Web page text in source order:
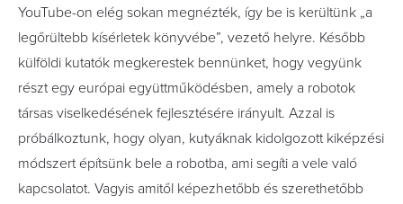
YouTube-on elég sokan megnézték, így be is kerültünk „a
legőrültebb kísérletek könyvébe”, vezető helyre. Később
külföldi kutatók megkeres­tek bennünket, hogy vegyünk
részt egy európai együtt­működésben, amely a robotok
társas viselkedésének fejlesztésére irányult. Azzal is
próbálkoztunk, hogy olyan, kutyáknak kidolgozott kiképzési
módszert építsünk bele a robotba, ami segíti a vele való
kapcsolatot. Vagyis amitől képezhetőbb és szerethetőbb